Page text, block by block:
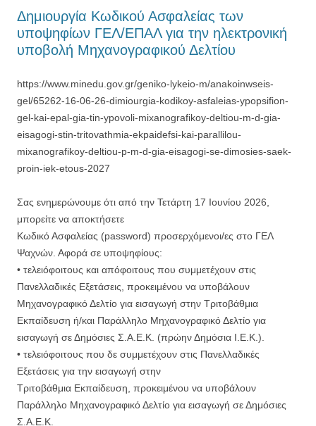
Δημιουργία Κωδικού Ασφαλείας των
υποψηφίων ΓΕΛ/ΕΠΑΛ για την ηλεκτρονική
υποβολή Μηχανογραφικού Δελτίου
https://www.minedu.gov.gr/geniko-lykeio-m/anakoinwseis-
gel/65262-16-06-26-dimiourgia-kodikoy-asfaleias-ypopsifion-
gel-kai-epal-gia-tin-ypovoli-mixanografikoy-deltiou-m-d-gia-
eisagogi-stin-tritovathmia-ekpaidefsi-kai-parallilou-
mixanografikoy-deltiou-p-m-d-gia-eisagogi-se-dimosies-saek-
proin-iek-etous-2027
Σας ενημερώνουμε ότι από την Τετάρτη 17 Ιουνίου 2026,
μπορείτε να αποκτήσετε
Κωδικό Ασφαλείας (password) προσερχόμενοι/ες στο ΓΕΛ
Ψαχνών. Αφορά σε υποψηφίους:
• τελειόφοιτους και απόφοιτους που συμμετέχουν στις
Πανελλαδικές Εξετάσεις, προκειμένου να υποβάλουν
Μηχανογραφικό Δελτίο για εισαγωγή στην Τριτοβάθμια
Εκπαίδευση ή/και Παράλληλο Μηχανογραφικό Δελτίο για
εισαγωγή σε Δημόσιες Σ.Α.Ε.Κ. (πρώην Δημόσια Ι.Ε.Κ.).
• τελειόφοιτους που δε συμμετέχουν στις Πανελλαδικές
Εξετάσεις για την εισαγωγή στην
Τριτοβάθμια Εκπαίδευση, προκειμένου να υποβάλουν
Παράλληλο Μηχανογραφικό Δελτίο για εισαγωγή σε Δημόσιες
Σ.Α.Ε.Κ.